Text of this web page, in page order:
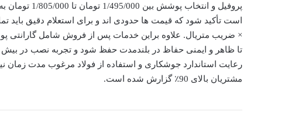
پروفیل و انتخاب پوشش بین 1/495/000 تومان تا 1/805/000 تومان
است تأکید شود که قیمت ها حدودی اند و برای استعلام دقیق باید
× ضریب متریال. علاوه براین خدمات پس از فروش شامل گارانتی
رعایت استاندارد جوشکاری و استفاده از فولاد مرغوب مدت زمان
مشتریان بالای 90٪ گزارش شده است.